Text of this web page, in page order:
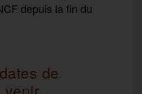
depuis la fin du
de
venir